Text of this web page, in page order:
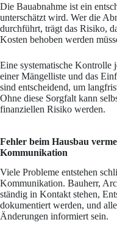
Die Bauabnahme ist ein
unterschätzt wird. Wer die
durchführt, trägt das Risiko,
Kosten behoben werden
Eine systematische Kontrolle
einer Mängelliste und das
sind entscheidend, um
Ohne diese Sorgfalt kann
finanziellen Risiko werden.
Fehler beim Hausbau
Kommunikation
Viele Probleme entstehen
Kommunikation. Bauherr,
ständig in Kontakt stehen,
dokumentiert werden, und
Änderungen informiert sein.